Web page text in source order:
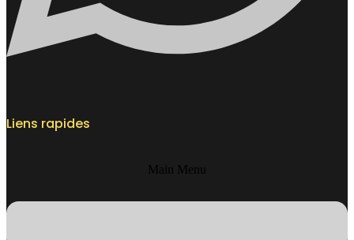
Liens rapides
Main Menu